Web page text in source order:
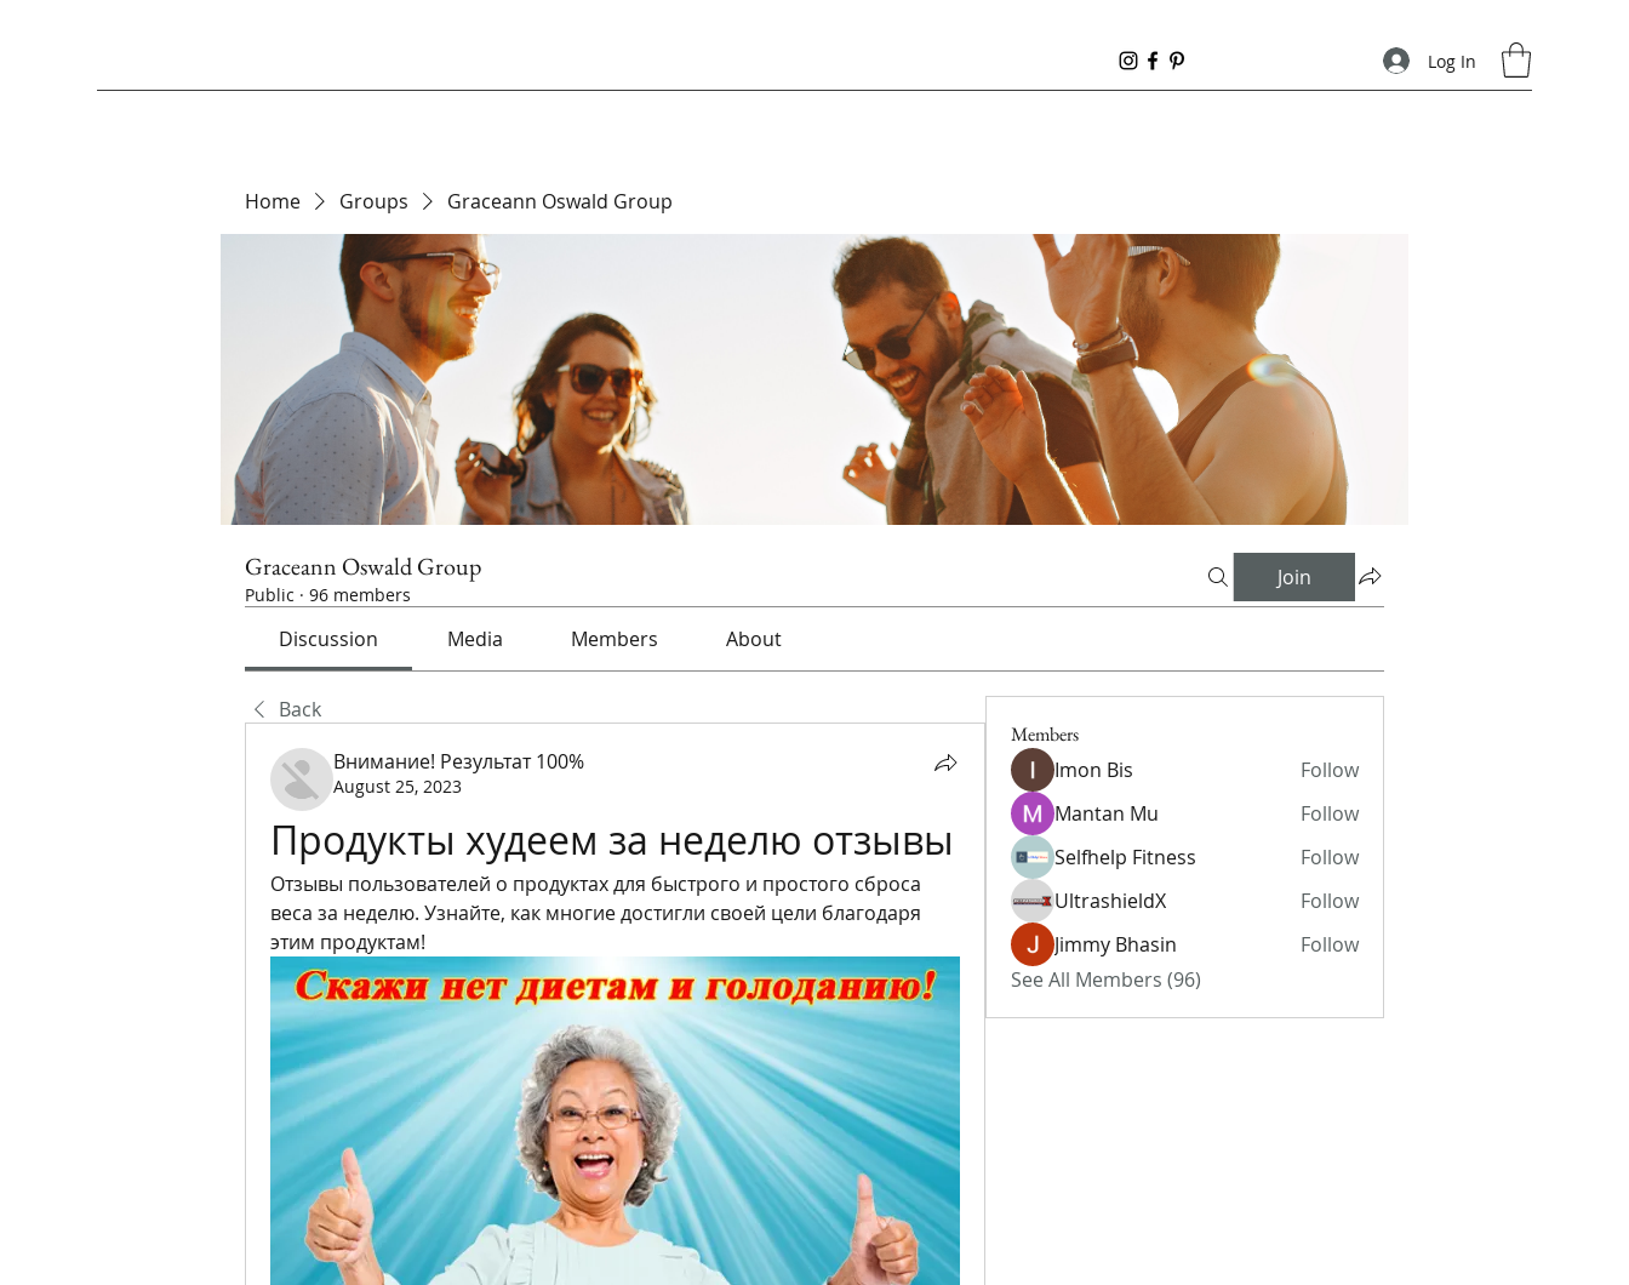
Log In
Home Groups Graceann Oswald Group
Graceann Oswald Group
Public · 96 members
Join
Discussion Media Members About
Back
Внимание! Результат 100%
August 25, 2023
Продукты худеем за неделю отзывы
Отзывы пользователей о продуктах для быстрого и простого сброса
веса за неделю. Узнайте, как многие достигли своей цели благодаря
этим продуктам!
Members
Imon Bis
Follow
Mantan Mu
Follow
Selfhelp Fitness
Follow
UltrashieldX
Follow
Jimmy Bhasin
Follow
See All Members (96)